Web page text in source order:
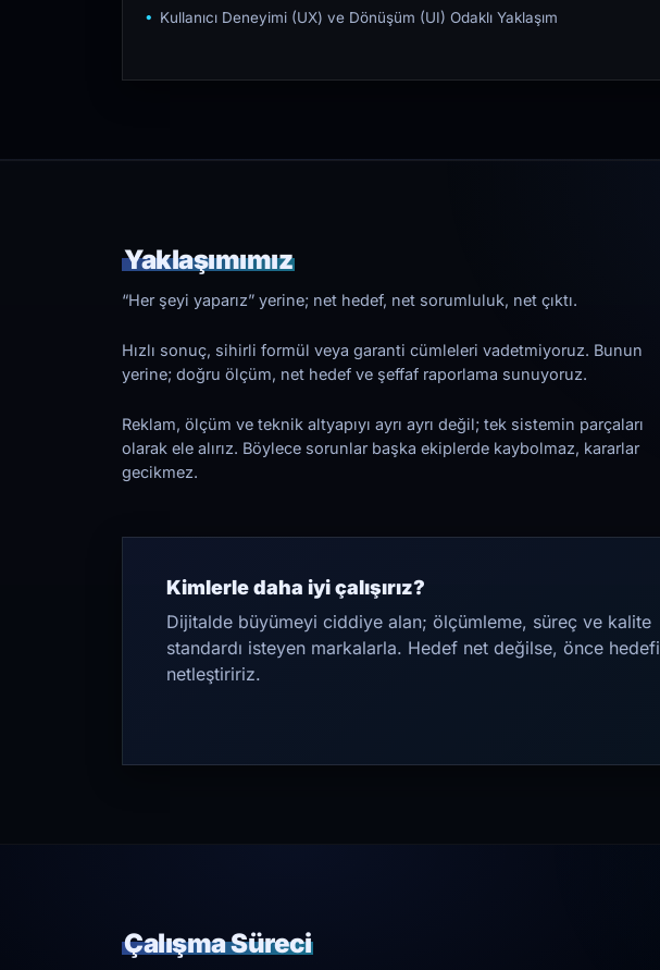
Kullanıcı Deneyimi (UX) ve Dönüşüm (UI) Odaklı Yaklaşım
Yaklaşımımız
“Her şeyi yaparız” yerine; net hedef, net sorumluluk, net çıktı.
Hızlı sonuç, sihirli formül veya garanti cümleleri vadetmiyoruz. Bunun
yerine; doğru ölçüm, net hedef ve şeffaf raporlama sunuyoruz.
Reklam, ölçüm ve teknik altyapıyı ayrı ayrı değil; tek sistemin parçaları
olarak ele alırız. Böylece sorunlar başka ekiplerde kaybolmaz, kararlar
gecikmez.
Kimlerle daha iyi çalışırız?
Dijitalde büyümeyi ciddiye alan; ölçümleme, süreç ve kalite
standardı isteyen markalarla. Hedef net değilse, önce hedefi
netleştiririz.
Çalışma Süreci